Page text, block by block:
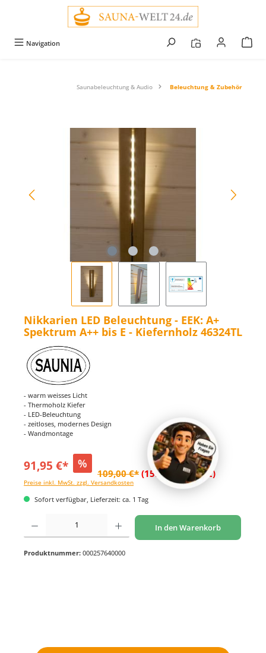
Navigation
Saunabeleuchtung & Audio Beleuchtung & Zubehör
Nikkarien LED Beleuchtung - EEK: A+
Spektrum A++ bis E - Kiefernholz 46324TL
- warm weisses Licht
- Thermoholz Kiefer
- LED-Beleuchtung
- zeitloses, modernes Design
- Wandmontage
91,95 €* %
109,00 €* (15.64% gespart)
Preise inkl. MwSt. zzgl. Versandkosten
Sofort verfügbar, Lieferzeit: ca. 1 Tag
Produkt Anzahl: Gib den gewünschten Wert ein oder benutze die Schaltflächen um
In den Warenkorb
Produktnummer: 000257640000